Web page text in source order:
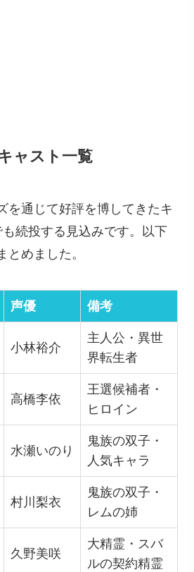
ャスト一覧
を通じて好評を博してきたキ
続投する見込みです。以下
とめました。
声優 備考
小林裕介
主人公・異世
界転生者
高橋李依
王選候補者・
ヒロイン
水瀬いのり
鬼族の双子・
人気キャラ
村川梨衣
鬼族の双子・
レムの姉
久野美咲
大精霊・スバ
ルの契約精霊